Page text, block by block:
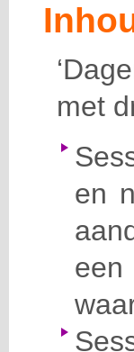
met
en